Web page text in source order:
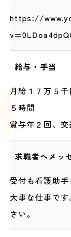
https://
給与・手当
月給１７万５
５時間
賞与年２回、交
求職者へメッ
受付も看護助
大事な仕事で
さい。